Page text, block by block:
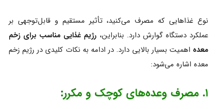
نوع غذاهایی که مصرف می‌کنید، تأثیر مستقیم و قابل‌توجهی بر
عملکرد دستگاه گوارش دارد. بنابراین، رژیم غذایی مناسب برای زخم
معده اهمیت بسیار بالایی دارد. در ادامه به نکات کلیدی در رژیم زخم
معده اشاره می‌شود:
۱. مصرف وعده‌های کوچک و مکرر: